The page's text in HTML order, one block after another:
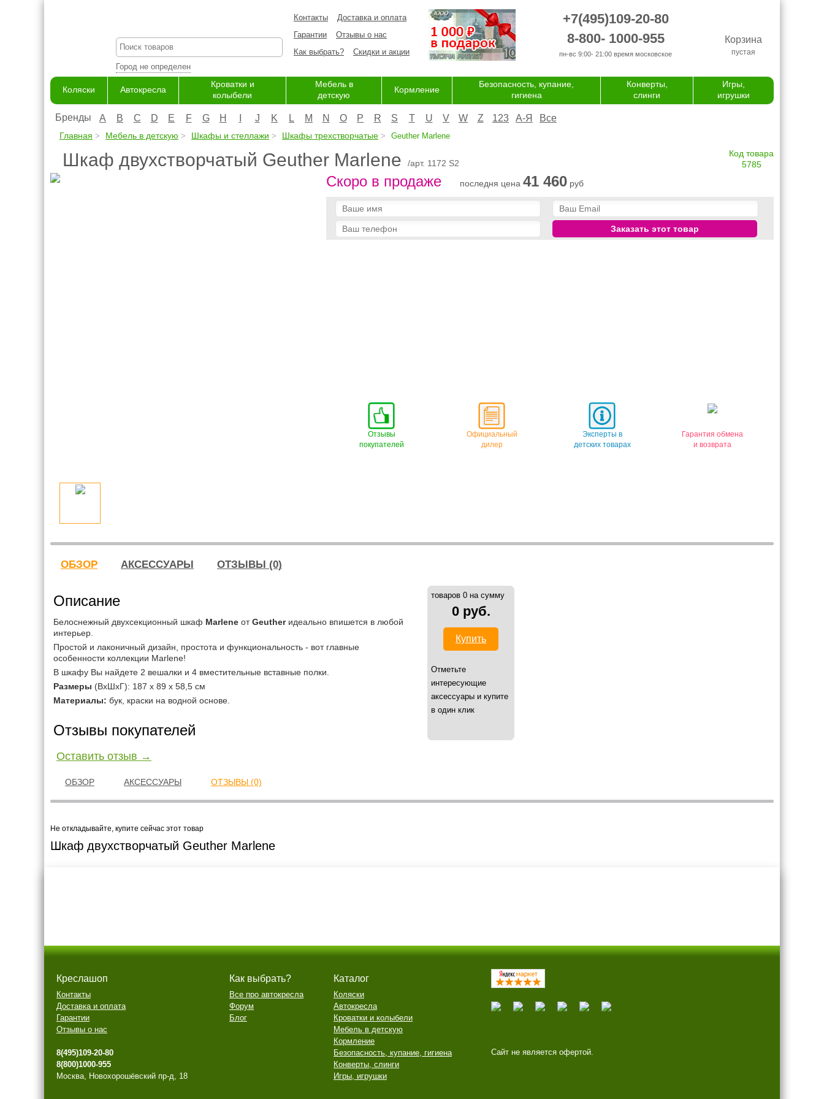
Город не определен
Контакты
Доставка и оплата
Гарантии
Отзывы о нас
Как выбрать?
Скидки и акции
+7(495)109-20-80
8-800- 1000-955
пн-вс 9:00- 21:00 время московское
Корзина
пустая
Коляски Автокресла
Кроватки и
колыбели
Мебель в
детскую
Кормление
Безопасность, купание,
гигиена
Конверты,
слинги
Игры,
игрушки
Бренды A B C D E F G H J K L M N O P R S T U V W Z 123 А-Я Все
Главная Мебель в детскую Шкафы и стеллажи Шкафы трехстворчатые Geuther Marlene
Шкаф двухстворчатый Geuther Marlene /арт. 1172 S2
Код товара
5785
Скоро в продаже последня цена 41 460 руб
Заказать этот товар
Отзывы
покупателей
Официальный
дилер
Эксперты в
детских товарах
Гарантия обмена
и возврата
ОБЗОР АКСЕССУАРЫ ОТЗЫВЫ (0)
Описание
Белоснежный двухсекционный шкаф Marlene отGeutherидеально впишется в любой
интерьер.
Простой и лаконичный дизайн, простота и функциональность - вот главные
особенности коллекции Marlene!
В шкафу Вы найдете 2 вешалки и 4 вместительные вставные полки.
Размеры (ВхШхГ): 187 х 89 х 58,5 см
Материалы: бук, краски на водной основе.
Отзывы покупателей
Оставить отзыв →
товаров 0 на сумму
0 руб.
Купить
Отметьте
интересующие
аксессуары и купите
в один клик
ОБЗОР АКСЕССУАРЫ ОТЗЫВЫ (0)
Не откладывайте, купите сейчас этот товар
Шкаф двухстворчатый Geuther Marlene
Креслашоп
Контакты
Доставка и оплата
Гарантии
Отзывы о нас
8(495)109-20-80
8(800)1000-955
Москва, Новохорошёвский пр-д, 18
Как выбрать?
Все про автокресла
Форум
Блог
Каталог
Коляски
Автокресла
Кроватки и колыбели
Мебель в детскую
Кормление
Безопасность, купание, гигиена
Конверты, слинги
Игры, игрушки
Сайт не является офертой.